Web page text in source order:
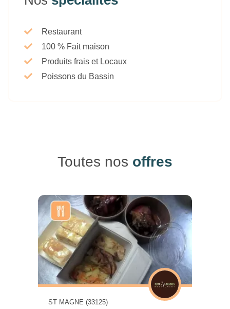
Restaurant
100 % Fait maison
Produits frais et Locaux
Poissons du Bassin
Toutes nos offres
ST MAGNE (33125)